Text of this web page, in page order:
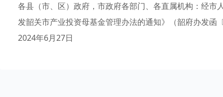
各县（市、区）政府，市政府各部门、各直属机构：经
发韶关市产业投资母基金管理办法的通知》（韶府办发
2024年6月27日